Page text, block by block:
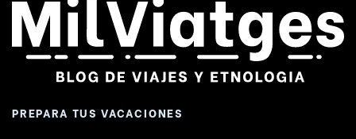
PREPARA TUS VACACIONES